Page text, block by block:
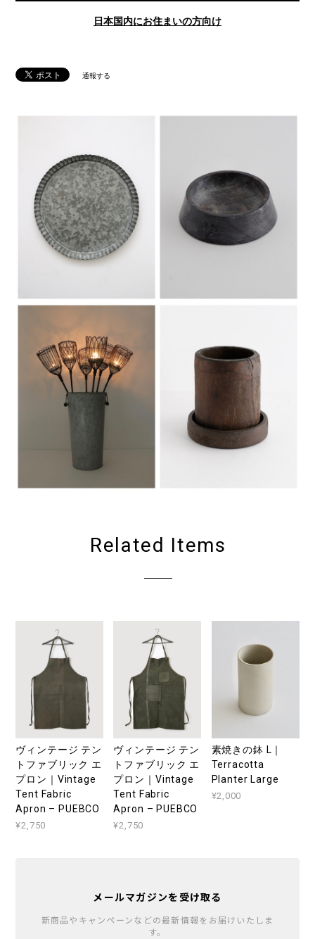
日本国内にお住まいの方向け
通報する
Related Items
ヴィンテージ テン
トファブリック エ
プロン｜Vintage
Tent Fabric
Apron – PUEBCO
¥2,750
ヴィンテージ テン
トファブリック エ
プロン｜Vintage
Tent Fabric
Apron – PUEBCO
¥2,750
素焼きの鉢 L｜
Terracotta
Planter Large
¥2,000
メールマガジンを受け取る
新商品やキャンペーンなどの最新情報をお届けいたしま
す。